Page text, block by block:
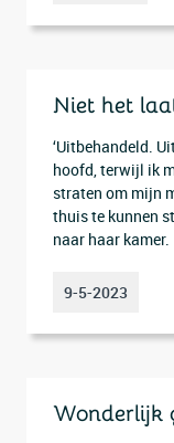
Niet het
‘Uitbehandeld.
hoofd, terwijl ik
straten om mijn
thuis te kunnen
naar haar kamer.
9-5-2023
Wonderlijk